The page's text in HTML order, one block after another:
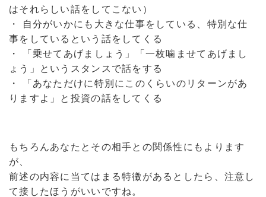
はそれらしい話をしてこない）
・ 自分がいかにも大きな仕事をしている、特別な仕
事をしているという話をしてくる
・ 「乗せてあげましょう」「一枚噛ませてあげまし
ょう」というスタンスで話をする
・ 「あなただけに特別にこのくらいのリターンがあ
りますよ」と投資の話をしてくる
もちろんあなたとその相手との関係性にもよります
が、
前述の内容に当てはまる特徴があるとしたら、注意し
て接したほうがいいですね。